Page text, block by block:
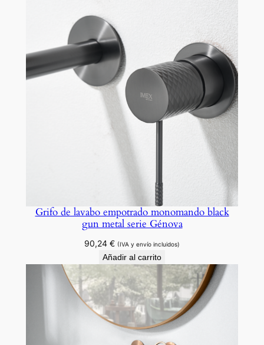
e
r
Grifo de lavabo empotrado monomando black
gun metal serie Génova
90,24 € (IVA y envío incluidos)
Añadir al carrito